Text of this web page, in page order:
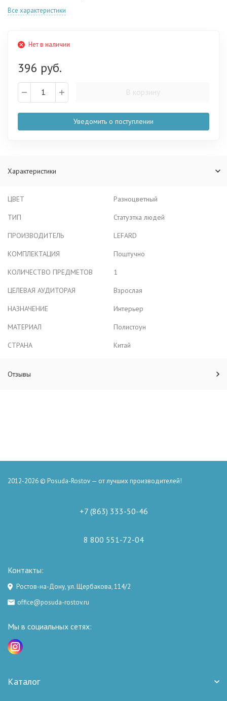
Все характеристики
Нет в наличии
396 руб.
В корзину
Уведомить о поступлении
Характеристики
ЦВЕТ
Разноцветный
ТИП
Статуэтка людей
ПРОИЗВОДИТЕЛЬ
LEFARD
КОМПЛЕКТАЦИЯ
Поштучно
КОЛИЧЕСТВО ПРЕДМЕТОВ
1
ЦЕЛЕВАЯ АУДИТОРАЯ
Взрослая
НАЗНАЧЕНИЕ
Интерьер
МАТЕРИАЛ
Полистоун
СТРАНА
Китай
Отзывы
2012-2026 © Posuda-Rostov — от лучших производителей!
+7 (863) 333-50-46
8 800 551-72-04
Контакты:
Ростов-на-Дону, ул. Щербакова, 114/2
office@posuda-rostov.ru
Мы в социальных сетях:
Каталог